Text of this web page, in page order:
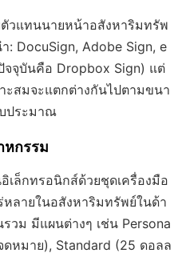
วแทนนายหน้าอสังหาริมทรัพ
: DocuSign, Adobe Sign, e
จจุบันคือ Dropbox Sign) แต่
ะสมจะแตกต่างกันไปตามขนา
ประมาณ
หกรรม
เล็กทรอนิกส์ด้วยชุดเครื่องมือ
ลายในอสังหาริมทรัพย์ในด้า
วม มีแผนต่างๆ เช่น Persona
ดหมาย), Standard (25 ดอลล